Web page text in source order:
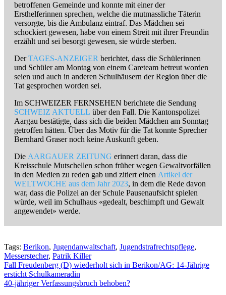
betroffenen Gemeinde und konnte mit einer der
Ersthelferinnen sprechen, welche die mutmassliche Täterin
versorgte, bis die Ambulanz eintraf. Das Mädchen sei
schockiert gewesen, habe von einem Streit mit ihrer Freundin
erzählt und sei besorgt gewesen, sie würde sterben.
DerTAGES-ANZEIGER berichtet, dass die Schülerinnen
und Schüler am Montag von einem Careteam betreut worden
seien und auch in anderen Schulhäusern der Region über die
Tat gesprochen worden sei.
Im SCHWEIZER FERNSEHEN berichtete die Sendung
SCHWEIZ AKTUELL über den Fall. Die Kantonspolizei
Aargau bestätigte, dass sich die beiden Mädchen am Sonntag
getroffen hätten. Über das Motiv für die Tat konnte Sprecher
Bernhard Graser noch keine Auskunft geben.
Die AARGAUER ZEITUNG erinnert daran, dass die
Kreisschule Mutschellen schon früher wegen Gewaltvorfällen
in den Medien zu reden gab und zitiert einen Artikel der
WELTWOCHE aus dem Jahr 2023, in dem die Rede davon
war, dass die Polizei an der Schule Pausenaufsicht spielen
würde, weil im Schulhaus «gedealt, beschimpft und Gewalt
angewendet» werde.
Tags: Berikon, Jugendanwaltschaft, Jugendstrafrechtspflege,
Messerstecher, Patrik Killer
Beitragsnavigation
Fall Freudenberg (D) wiederholt sich in Berikon/AG: 14-Jährige
ersticht Schulkameradin
40-jähriger Verfassungsbruch behoben?